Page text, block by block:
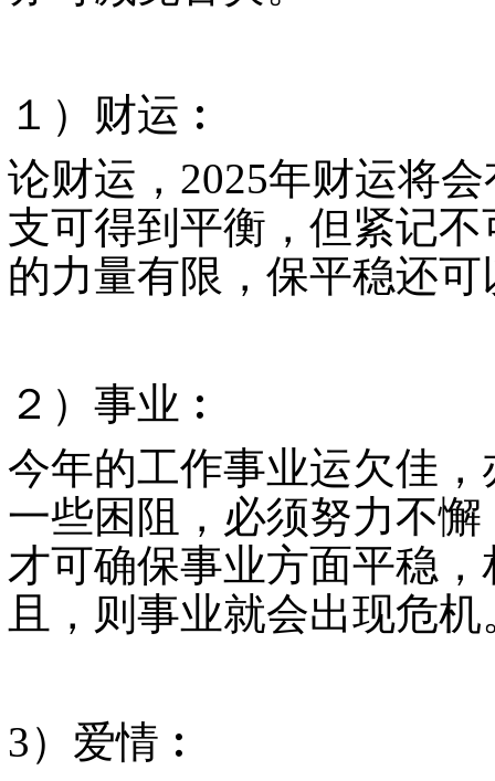
１）财运︰
论财运， 2025年财运将
支可得到平衡，但紧记
的力量有限，保平稳还
２）事业︰
今年的工作事业运欠佳
一些困阻，必须努力不
才可确保事业方面平稳
且，则事业就会出现危机
3）爱情︰